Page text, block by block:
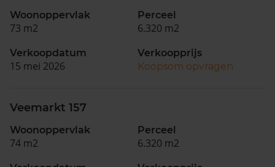
Woonoppervlak
73 m2
Perceel
6.320 m2
Verkoopdatum
15 mei 2026
Verkoopprijs
Koopsom opvragen
Veemarkt 157
Woonoppervlak
74 m2
Perceel
6.320 m2